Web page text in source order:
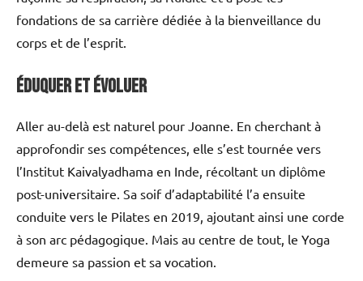
fondations de sa carrière dédiée à la bienveillance du
corps et de l’esprit.
Éduquer et évoluer
Aller au-delà est naturel pour Joanne. En cherchant à
approfondir ses compétences, elle s’est tournée vers
l’Institut Kaivalyadhama en Inde, récoltant un diplôme
post-universitaire. Sa soif d’adaptabilité l’a ensuite
conduite vers le Pilates en 2019, ajoutant ainsi une corde
à son arc pédagogique. Mais au centre de tout, le Yoga
demeure sa passion et sa vocation.